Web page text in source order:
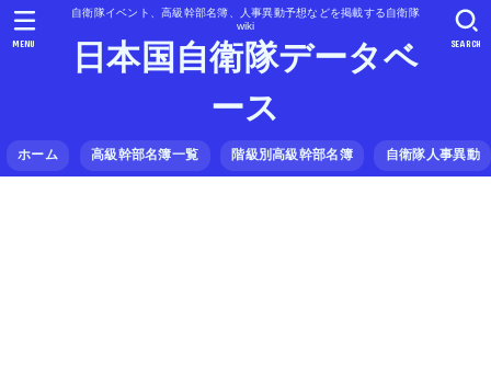
自衛隊イベント、高級幹部名簿、人事異動予想などを掲載する自衛隊
wiki
日本国自衛隊データベ
ース
ホーム 高級幹部名簿一覧 階級別高級幹部名簿 自衛隊人事異動
SEARCH
MENU